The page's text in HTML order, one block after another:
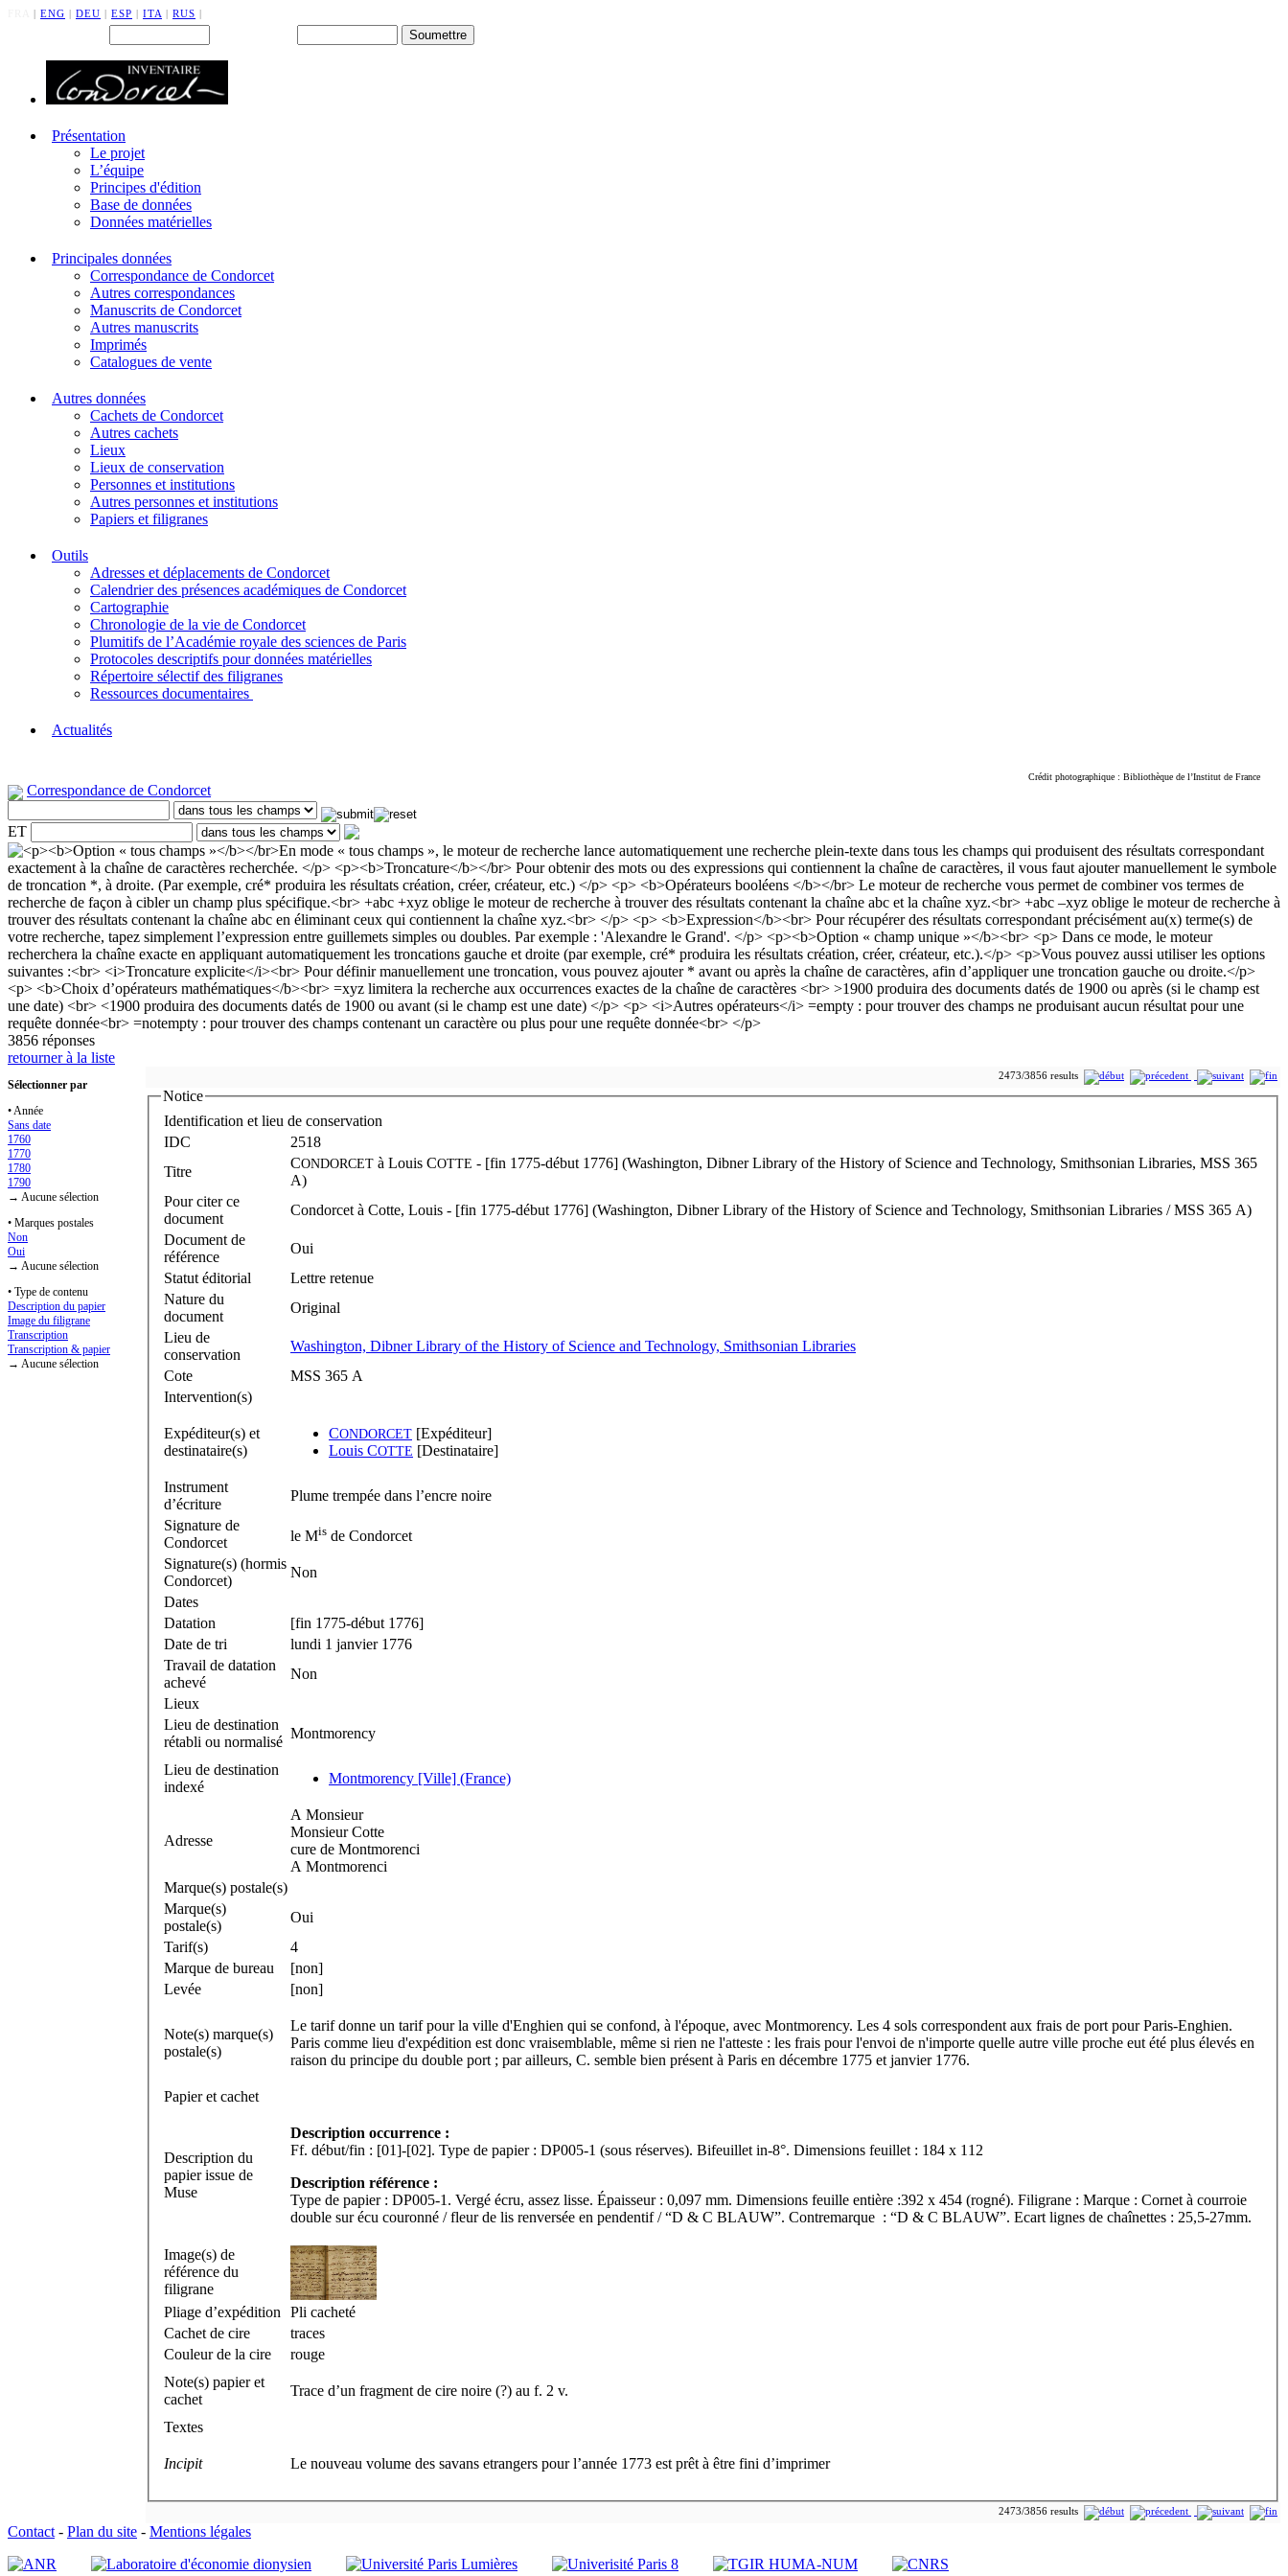
| ENG | DEU | ESP | ITA | RUS |
Présentation
Le projet
L’équipe
Principes d'édition
Base de données
Données matérielles
Principales données
Correspondance de Condorcet
Autres correspondances
Manuscrits de Condorcet
Autres manuscrits
Imprimés
Catalogues de vente
Autres données
Cachets de Condorcet
Autres cachets
Lieux
Lieux de conservation
Personnes et institutions
Autres personnes et institutions
Papiers et filigranes
Outils
Adresses et déplacements de Condorcet
Calendrier des présences académiques de Condorcet
Cartographie
Chronologie de la vie de Condorcet
Plumitifs de l’Académie royale des sciences de Paris
Protocoles descriptifs pour données matérielles
Répertoire sélectif des filigranes
Ressources documentaires
Actualités
Crédit photographique : Bibliothèque de l’Institut de France
Correspondance de Condorcet
ET
3856 réponses
retourner à la liste
Sélectionner par
• Année
Sans date
1760
1770
1780
1790
→ Aucune sélection
• Marques postales
Non
Oui
→ Aucune sélection
• Type de contenu
Description du papier
Image du filigrane
Transcription
Transcription & papier
→ Aucune sélection
2473/3856 results
Notice
Identification et lieu de conservation
IDC
2518
Titre
CONDORCET à Louis COTTE - [fin 1775-début 1776] (Washington, Dibner Library of the History of Science and Technology, Smithsonian Libraries, MSS 365
A)
Pour citer ce
document
Condorcet à Cotte, Louis - [fin 1775-début 1776] (Washington, Dibner Library of the History of Science and Technology, Smithsonian Libraries / MSS 365 A)
Document de
référence
Oui
Statut éditorial
Lettre retenue
Nature du
document
Original
Lieu de
conservation
Washington, Dibner Library of the History of Science and Technology, Smithsonian Libraries
Cote
MSS 365 A
Intervention(s)
Expéditeur(s) et
destinataire(s)
CONDORCET [Expéditeur]
Louis COTTE [Destinataire]
Instrument
d’écriture
Plume trempée dans l’encre noire
Signature de
Condorcet
le Mis de Condorcet
Signature(s) (hormis
Condorcet)
Non
Dates
Datation
[fin 1775-début 1776]
Date de tri
lundi 1 janvier 1776
Travail de datation
achevé
Non
Lieux
Lieu de destination
rétabli ou normalisé
Montmorency
Lieu de destination
indexé
Montmorency [Ville] (France)
Adresse
A Monsieur
Monsieur Cotte
cure de Montmorenci
A Montmorenci
Marque(s) postale(s)
Marque(s)
postale(s)
Oui
Tarif(s)
4
Marque de bureau
[non]
Levée
[non]
Note(s) marque(s)
postale(s)
Le tarif donne un tarif pour la ville d'Enghien qui se confond, à l'époque, avec Montmorency. Les 4 sols correspondent aux frais de port pour Paris-Enghien.
Paris comme lieu d'expédition est donc vraisemblable, même si rien ne l'atteste : les frais pour l'envoi de n'importe quelle autre ville proche eut été plus élevés en
raison du principe du double port ; par ailleurs, C. semble bien présent à Paris en décembre 1775 et janvier 1776.
Papier et cachet
Description du
papier issue de
Muse
Description occurrence :
Ff. début/fin : [01]-[02]. Type de papier : DP005-1 (sous réserves). Bifeuillet in-8°. Dimensions feuillet : 184 x 112
Description référence :
Type de papier : DP005-1. Vergé écru, assez lisse. Épaisseur : 0,097 mm. Dimensions feuille entière :392 x 454 (rogné). Filigrane : Marque : Cornet à courroie
double sur écu couronné / fleur de lis renversée en pendentif / “D & C BLAUW”. Contremarque : “D & C BLAUW”. Ecart lignes de chaînettes : 25,5-27mm.
Image(s) de
référence du
filigrane
Pliage d’expédition
Pli cacheté
Cachet de cire
traces
Couleur de la cire
rouge
Note(s) papier et
cachet
Trace d’un fragment de cire noire (?) au f. 2 v.
Textes
Incipit Le nouveau volume des savans etrangers pour l’année 1773 est prêt à être fini d’imprimer
2473/3856 results
Contact - Plan du site - Mentions légales